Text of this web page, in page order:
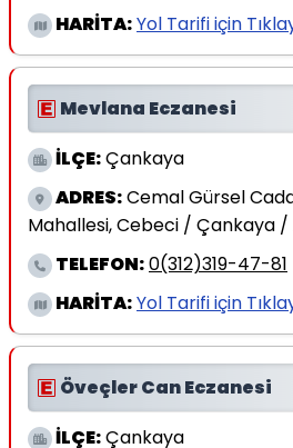
HARİTA:Yol Tarifi için
Mevlana Eczanesi
İLÇE:Çankaya
ADRES:Cemal Gürsel
Mahallesi, Cebeci / Çankaya
TELEFON:0(312)319-47-81
HARİTA:Yol Tarifi için
Öveçler Can Eczanesi
İLÇE:Çankaya